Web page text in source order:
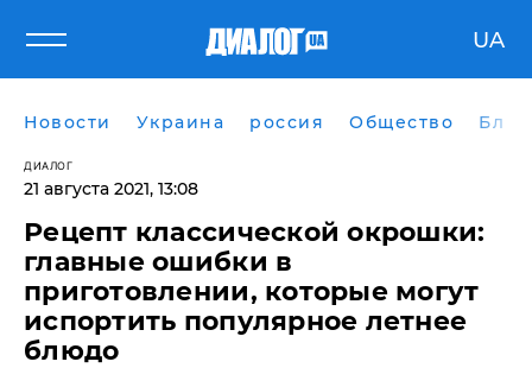
UA
Новости Украина россия Общество
ДИАЛОГ
21 августа 2021, 13:08
Рецепт классической окрошки:
главные ошибки в
приготовлении, которые могут
испортить популярное летнее
блюдо